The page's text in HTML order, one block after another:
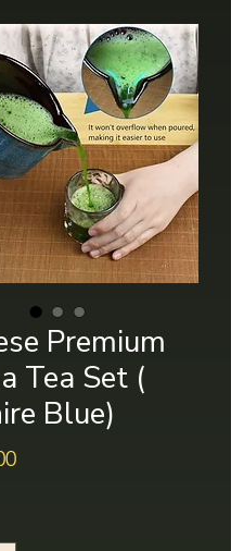
Premium
Tea Set (
Blue)
価